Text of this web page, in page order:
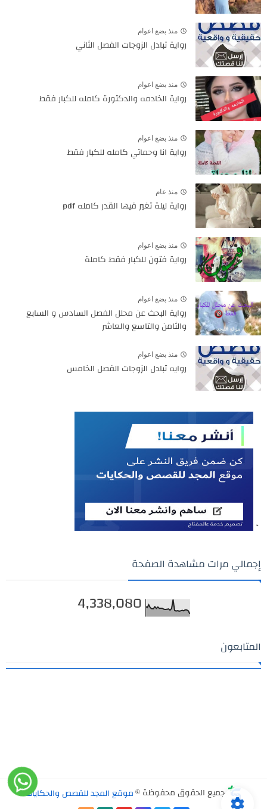
منذ بضع اعوام
رواية تبادل الزوجات الفصل الثاني
منذ بضع اعوام
رواية الخادمه والدكتورة كامله للكبار فقط
منذ بضع اعوام
رواية انا وحماتي كامله للكبار فقط
منذ عام
رواية ليلة تغير فيها القدر كامله pdf
منذ بضع اعوام
رواية فتون للكبار فقط كاملة
منذ بضع اعوام
رواية البحث عن محلل الفصل السادس و السابع
والثامن والتاسع والعاشر
منذ بضع اعوام
روايه تبادل الزوجات الفصل الخامس
`
إجمالي مرات مشاهدة الصفحة
4,338,080
المتابعون
جميع الحقوق محفوظة ©موقع المجد للقصص والحكايات